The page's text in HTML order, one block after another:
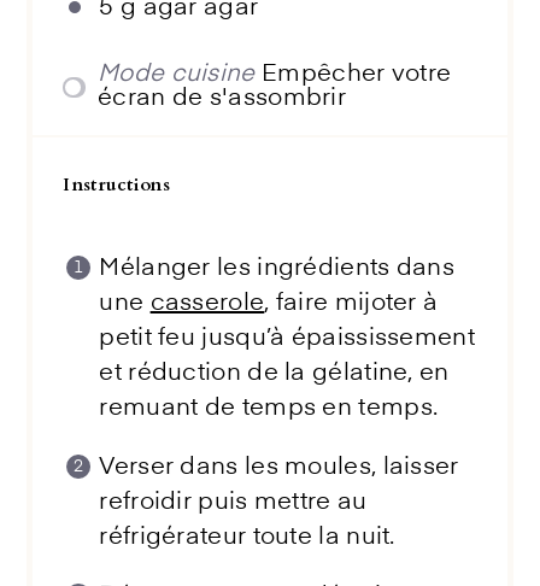
5 g agar agar
Mode cuisine Empêcher votre
écran de s'assombrir
Instructions
Mélanger les ingrédients dans
une casserole, faire mijoter à
petit feu jusqu’à épaississement
et réduction de la gélatine, en
remuant de temps en temps.
Verser dans les moules, laisser
refroidir puis mettre au
réfrigérateur toute la nuit.